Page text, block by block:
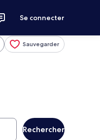
Se connecter
Sauvegarder
Rechercher